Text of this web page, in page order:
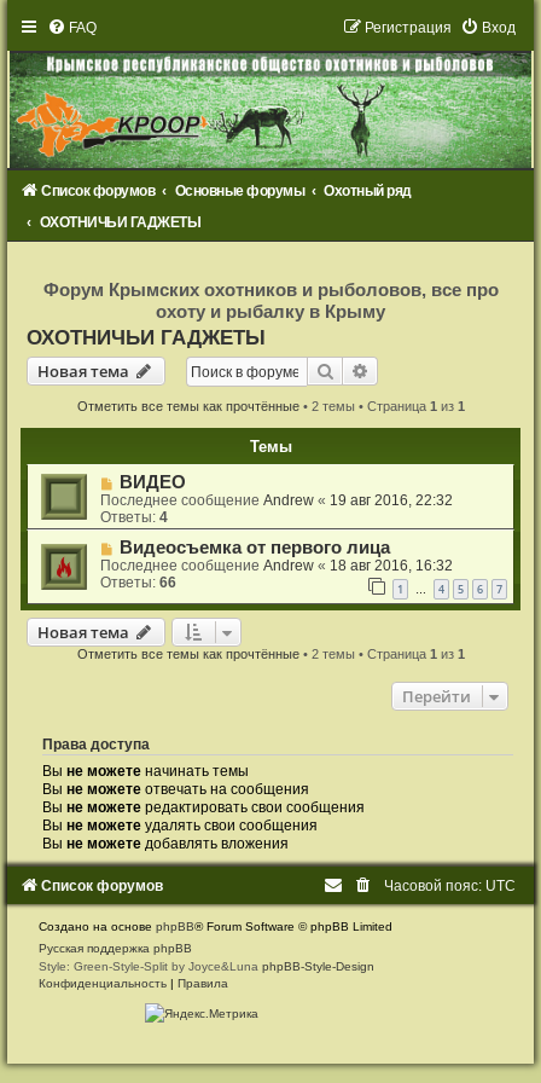
FAQ Вход
Регистрация
Список форумов Основные форумы
Охотный ряд
ОХОТНИЧЬИ ГАДЖЕТЫ
с
т
р
а
ц
Форум Крымских охотников и рыболовов, все про
охоту и рыбалку в Крыму
ОХОТНИЧЬИ ГАДЖЕТЫ
Новая тема
Новаятема Поиск
Отметить все темы как прочтённые• 2 темы • Страница 1 из 1
Темы
ВИДЕО
Последнее сообщениеAndrew « 19 авг 2016, 22:32
Ответы:4
Видеосъемка от первого лица
Последнее сообщениеAndrew « 18 авг 2016, 16:32
Ответы:66 1 … 4 5 6 7
Новая тема
Новаятема
Отметить все темы как прочтённые• 2 темы • Страница 1 из 1
Перейти
Права доступа
Выне можете начинать темы
Выне можете отвечать на сообщения
Выне можете редактировать свои сообщения
Выне можете удалять свои сообщения
Выне можете добавлять вложения
Список форумов Часовой пояс: UTC
Создано на основеphpBB® Forum Software © phpBB Limited
Русская поддержка phpBB
Style: Green-Style-Split by Joyce&LunaphpBB-Style-Design
Конфиденциальность |Правила